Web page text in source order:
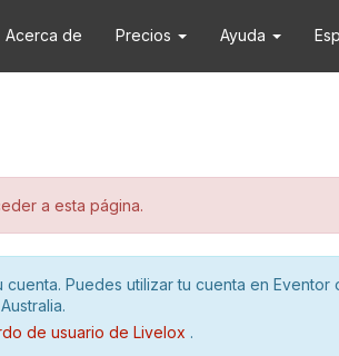
Acerca de Precios Ayuda
a esta página.
Puedes utilizar tu cuenta en Eventor
de usuario de Livelox .